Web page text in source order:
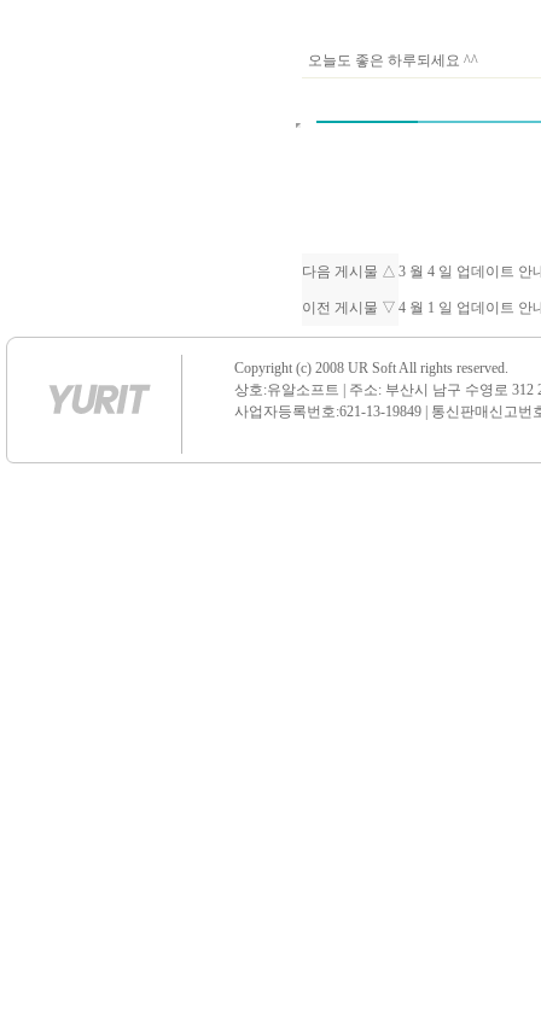
오늘도 좋은 하루되세요 ^^
다음 게시물 △ 3 월 4 일 업데이트 안
이전 게시물 ▽ 4 월 1 일 업데이트 안
Copyright (c) 2008 UR Soft All rights reserved.
상호:유알소프트 | 주소: 부산시 남구 수영로 312
사업자등록번호:621-13-19849 | 통신판매신고번